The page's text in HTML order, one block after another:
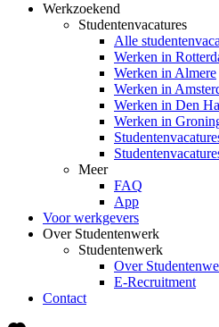
Werkzoekend
Studentenvacatures
Alle
Werken in
Werken in Almere
Werken in
Werken in Den
Werken in
Meer
FAQ
App
Voor werkgevers
Over Studentenwerk
Studentenwerk
Over
E-Recruitment
Contact